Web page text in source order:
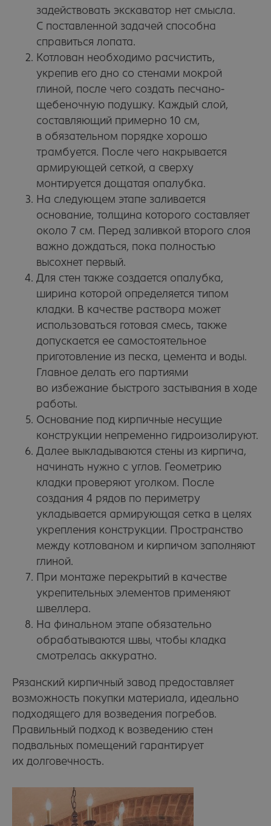
задействовать экскаватор нет смысла.
С поставленной задачей способна
справиться лопата.
Котлован необходимо расчистить,
укрепив его дно со стенами мокрой
глиной, после чего создать песчано-
щебеночную подушку. Каждый слой,
составляющий примерно 10 см,
в обязательном порядке хорошо
трамбуется. После чего накрывается
армирующей сеткой, а сверху
монтируется дощатая опалубка.
На следующем этапе заливается
основание, толщина которого составляет
около 7 см. Перед заливкой второго слоя
важно дождаться, пока полностью
высохнет первый.
Для стен также создается опалубка,
ширина которой определяется типом
кладки. В качестве раствора может
использоваться готовая смесь, также
допускается ее самостоятельное
приготовление из песка, цемента и воды.
Главное делать его партиями
во избежание быстрого застывания в ходе
работы.
Основание под кирпичные несущие
конструкции непременно гидроизолируют.
Далее выкладываются стены из кирпича,
начинать нужно с углов. Геометрию
кладки проверяют уголком. После
создания 4 рядов по периметру
укладывается армирующая сетка в целях
укрепления конструкции. Пространство
между котлованом и кирпичом заполняют
глиной.
При монтаже перекрытий в качестве
укрепительных элементов применяют
швеллера.
На финальном этапе обязательно
обрабатываются швы, чтобы кладка
смотрелась аккуратно.
Рязанский кирпичный завод предоставляет
возможность покупки материала, идеально
подходящего для возведения погребов.
Правильный подход к возведению стен
подвальных помещений гарантирует
их долговечность.
© 2004−2025 Рязанский кирпичный завод
234−89−66
Россия, Рязань,
ул. Кирпичного
завода, 18
КАТАЛОГ ПРОДУКЦИИ
Лицевой кирпич
Керамический камень
ИНФОРМАЦИЯ
Акции
Партнеры
Оплата и доставка
Статьи
На сайте размещены фото кирпичных домов из открытых
источников и принадлежат их правообладателям. Некоторые
фото и видео взяты сru.freepik.com
В вашем бизнесе всё
Схема проезда
Политика в отношении обработки персональных данных
Положение об обработке и защите персональных данных
Согласие на обработку персональных данных